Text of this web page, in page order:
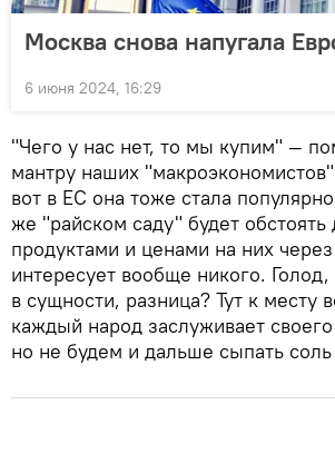
Москва снова напугала
6 июня 2024, 16:29
"Чего у нас нет, то мы купим" —
мантру наших
вот в ЕС она тоже стала
же "райском саду" будет обстоять
продуктами и ценами на них через
интересует вообще никого.
в сущности, разница? Тут к месту
каждый народ заслуживает своего
но не будем и дальше сыпать